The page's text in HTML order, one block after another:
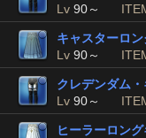
Lv 90～
キャスターロ
Lv 90～
クレデンダム
Lv 90～
ヒーラーロン